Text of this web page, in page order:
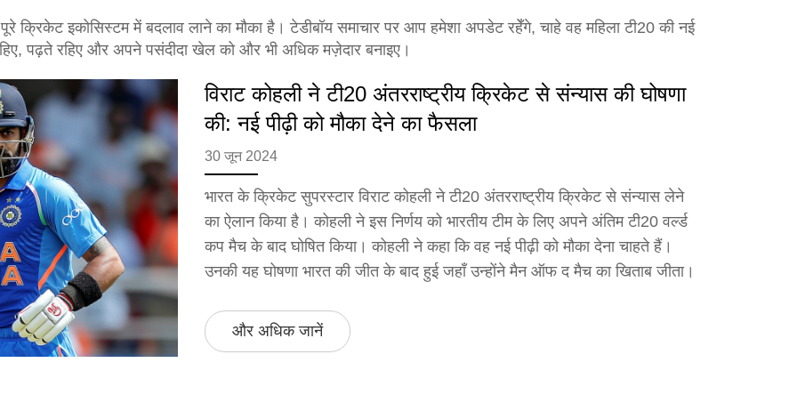
क्रिकेट इकोसिस्टम में बदलाव लाने का मौका है। टेडीबॉय समाचार पर आप हमेशा अपडेट रहेँगे, चाहे वह महिला टी20 की नई
पढ़ते रहिए और अपने पसंदीदा खेल को और भी अधिक मज़ेदार बनाइए।
विराट कोहली ने टी20 अंतरराष्ट्रीय क्रिकेट से संन्यास की घोषणा
की: नई पीढ़ी को मौका देने का फैसला
30 जून 2024
भारत के क्रिकेट सुपरस्टार विराट कोहली ने टी20 अंतरराष्ट्रीय क्रिकेट से संन्यास लेने
का ऐलान किया है। कोहली ने इस निर्णय को भारतीय टीम के लिए अपने अंतिम टी20 वर्ल्ड
कप मैच के बाद घोषित किया। कोहली ने कहा कि वह नई पीढ़ी को मौका देना चाहते हैं।
उनकी यह घोषणा भारत की जीत के बाद हुई जहाँ उन्होंने मैन ऑफ द मैच का खिताब जीता।
और अधिक जानें